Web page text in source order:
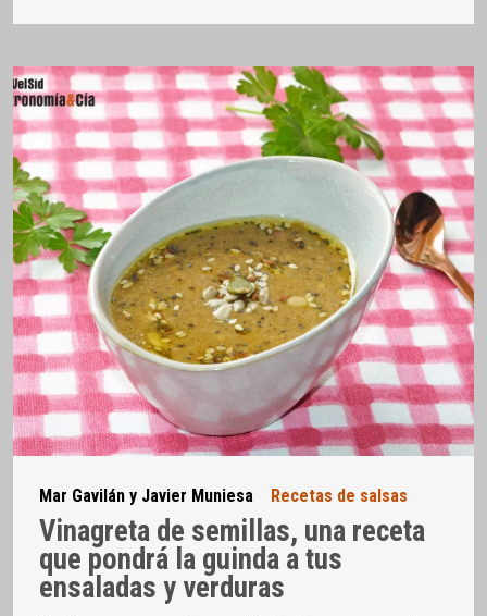
Mar Gavilán y Javier Muniesa Recetas de salsas
Vinagreta de semillas, una receta
que pondrá la guinda a tus
ensaladas y verduras